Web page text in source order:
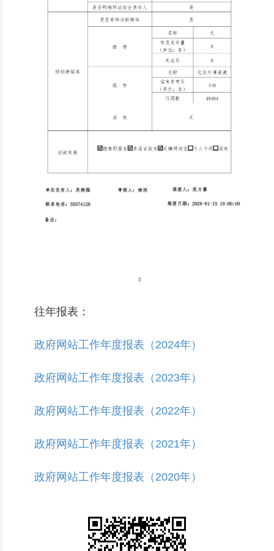
往年报表：
政府网站工作年度报表（2024年）
政府网站工作年度报表（2023年）
政府网站工作年度报表（2022年）
政府网站工作年度报表（2021年）
政府网站工作年度报表（2020年）